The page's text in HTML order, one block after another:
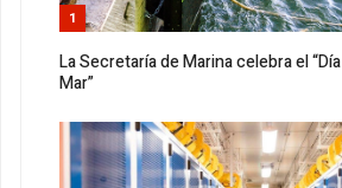
1
La Secretaría de Marina celebra el
Mar”